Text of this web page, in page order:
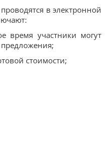
в электронной
время участники могут
стоимости;